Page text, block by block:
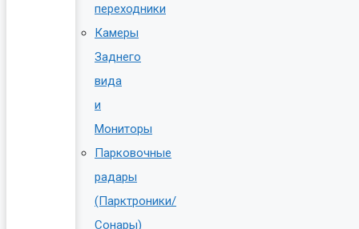
переходники
Камеры
Заднего
вида
и
Мониторы
Парковочные
радары
(Парктроники/
Сонары)